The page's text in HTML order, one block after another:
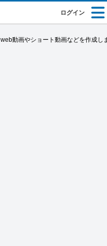
ログイン
web動画やショート動画などを作成し